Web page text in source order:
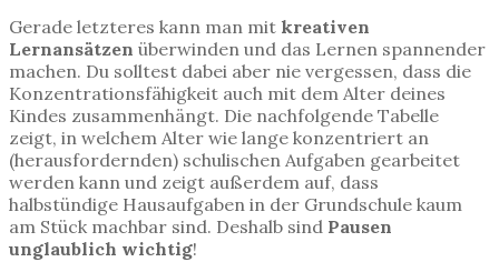
Gerade letzteres kann man mit kreativen
Lernansätzen überwinden und das Lernen spannender
machen. Du solltest dabei aber nie vergessen, dass die
Konzentrationsfähigkeit auch mit dem Alter deines
Kindes zusammenhängt. Die nachfolgende Tabelle
zeigt, in welchem Alter wie lange konzentriert an
(herausfordernden) schulischen Aufgaben gearbeitet
werden kann und zeigt außerdem auf, dass
halbstündige Hausaufgaben in der Grundschule kaum
am Stück machbar sind. Deshalb sind Pausen
unglaublich wichtig!